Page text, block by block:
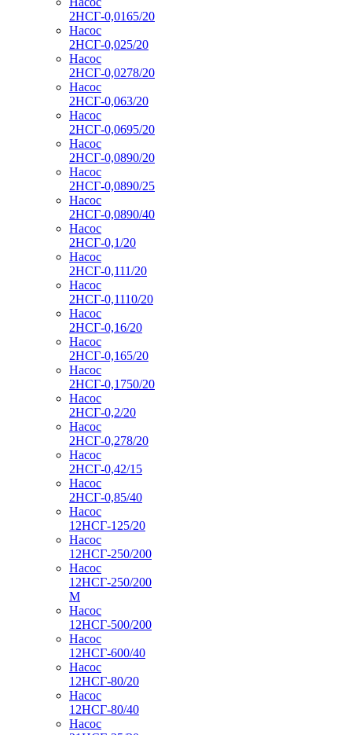
2НСГ-0,0165/20
Насос
2НСГ-0,025/20
Насос
2НСГ-0,0278/20
Насос
2НСГ-0,063/20
Насос
2НСГ-0,0695/20
Насос
2НСГ-0,0890/20
Насос
2НСГ-0,0890/25
Насос
2НСГ-0,0890/40
Насос
2НСГ-0,1/20
Насос
2НСГ-0,111/20
Насос
2НСГ-0,1110/20
Насос
2НСГ-0,16/20
Насос
2НСГ-0,165/20
Насос
2НСГ-0,1750/20
Насос
2НСГ-0,2/20
Насос
2НСГ-0,278/20
Насос
2НСГ-0,42/15
Насос
2НСГ-0,85/40
Насос
12НСГ-125/20
Насос
12НСГ-250/200
Насос
12НСГ-250/200
М
Насос
12НСГ-500/200
Насос
12НСГ-600/40
Насос
12НСГ-80/20
Насос
12НСГ-80/40
Насос